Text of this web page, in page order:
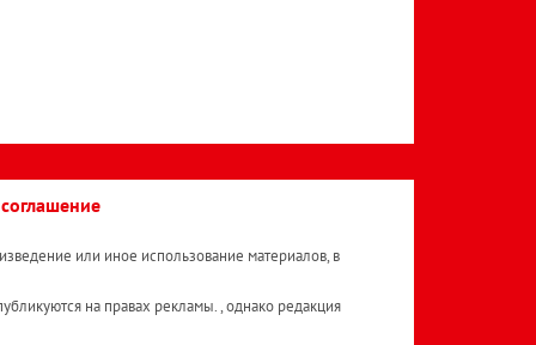
или иное использование материалов, в
на правах рекламы. , однако редакция